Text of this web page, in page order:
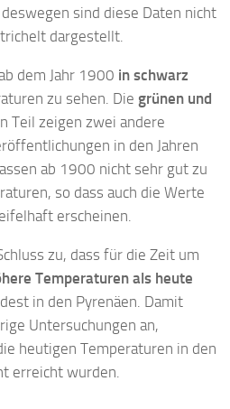
sind diese Daten nicht
dargestellt.
dem Jahr 1900 in schwarz
zu sehen. Die grünen und
Teil zeigen zwei andere
in den Jahren
ab 1900 nicht sehr gut zu
so dass auch die Werte
erscheinen.
zu, dass für die Zeit um
Temperaturen als heute
in den Pyrenäen. Damit
Untersuchungen an,
heutigen Temperaturen in den
erreicht wurden.